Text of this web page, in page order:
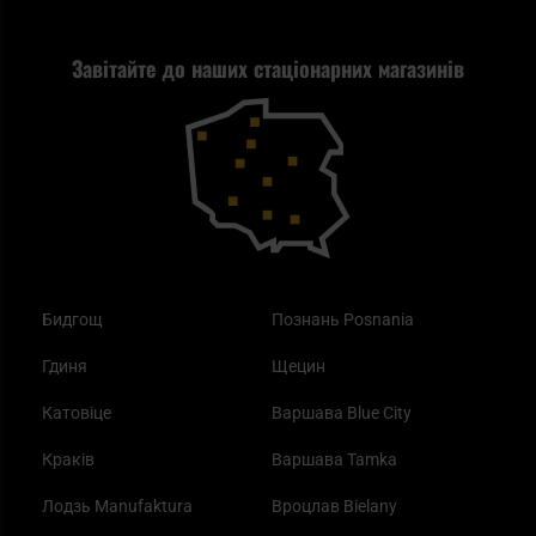
Завітайте до наших стаціонарних магазинів
Бидгощ
Гдиня
Катовіце
Краків
Лодзь Manufaktura
Познань Posnania
Щецин
Варшава Blue City
Варшава Tamka
Вроцлав Bielany
Повернення товару
Blackout - що це таке?
Як працює маска від смогу?
Найкращі спальні мішки на осінь
Самозахист